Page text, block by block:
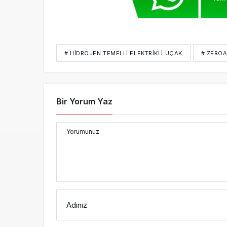
# HIDROJEN TEMELLI ELEKTRIKLI UÇAK #
Bir Yorum Yaz
Yorumunuz
Adınız